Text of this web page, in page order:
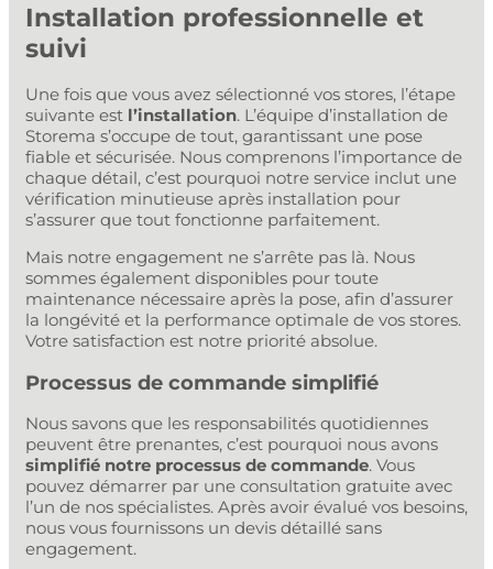
Installation professionnelle et
suivi
Une fois que vous avez sélectionné vos stores, l’étape
suivante est l’installation. L’équipe d’installation de
Storema s’occupe de tout, garantissant une pose
fiable et sécurisée. Nous comprenons l’importance de
chaque détail, c’est pourquoi notre service inclut une
vérification minutieuse après installation pour
s’assurer que tout fonctionne parfaitement.
Mais notre engagement ne s’arrête pas là. Nous
sommes également disponibles pour toute
maintenance nécessaire après la pose, afin d’assurer
la longévité et la performance optimale de vos stores.
Votre satisfaction est notre priorité absolue.
Processus de commande simplifié
Nous savons que les responsabilités quotidiennes
peuvent être prenantes, c’est pourquoi nous avons
simplifié notre processus de commande. Vous
pouvez démarrer par une consultation gratuite avec
l’un de nos spécialistes. Après avoir évalué vos besoins,
nous vous fournissons un devis détaillé sans
engagement.